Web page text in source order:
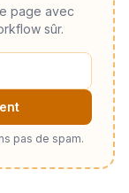
page avec
sûr.
pas de spam.